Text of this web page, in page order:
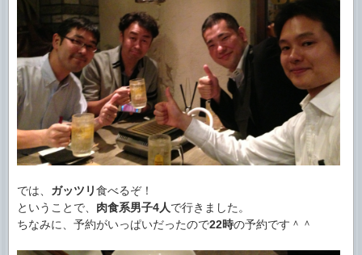
では、 ガッツリ食べるぞ！
ということで、 肉食系男子4人で行きました。
ちなみに、予約がいっぱいだったので22時の予約です＾＾